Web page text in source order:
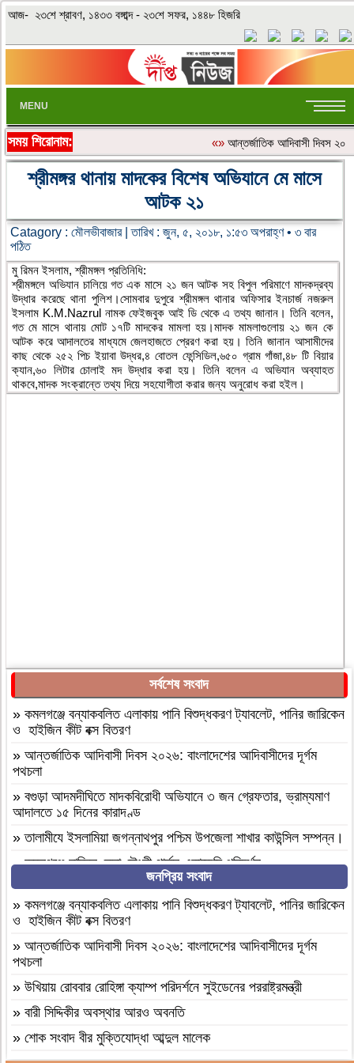
আজ- ২৩শে শ্রাবণ, ১৪৩৩ বঙ্গাব্দ - ২৩শে সফর, ১৪৪৮ হিজরি
MENU
সময় শিরোনাম: «» আন্তর্জাতিক আদিবাসী দিবস
শ্রীমঙ্গর থানায় মাদকের বিশেষ অভিযানে মে মাসে
আটক ২১
Catagory : মৌলভীবাজার| তারিখ : জুন, ৫, ২০১৮, ১:৫৩ অপরাহ্ণ • ৩ বার
পঠিত
মু রিমন ইসলাম, শ্রীমঙ্গল প্রতিনিধি:
শ্রীমঙ্গলে অভিযান চালিয়ে গত এক মাসে ২১ জন আটক সহ বিপুল পরিমাণে মাদকদ্রব্য
উদ্ধার করেছে থানা পুলিশ।সোমবার দুপুরে শ্রীমঙ্গল থানার অফিসার ইনচার্জ নজরুল
ইসলাম K.M.Nazrul নামক ফেইজবুক আই ডি থেকে এ তথ্য জানান। তিনি বলেন,
গত মে মাসে থানায় মোট ১৭টি মাদকের মামলা হয়।মাদক মামলাগুলোয় ২১ জন কে
আটক করে আদালতের মাধ্যমে জেলহাজতে প্রেরণ করা হয়। তিনি জানান আসামীদের
কাছ থেকে ২৫২ পিচ ইয়াবা উদ্ধর,৪ বোতল ফেন্সিডিল,৬৫০ গ্রাম গাঁজা,৪৮ টি বিয়ার
ক্যান,৬০ লিটার চোলাই মদ উদ্ধার করা হয়। তিনি বলেন এ অভিযান অব্যাহত
থাকবে,মাদক সংক্রান্তে তথ্য দিয়ে সহযোগীতা করার জন্য অনুরোধ করা হইল।
সর্বশেষ সংবাদ
» কমলগঞ্জে বন্যাকবলিত এলাকায় পানি বিশুদ্ধকরণ ট্যাবলেট, পানির জারিকেন
ও হাইজিন কীট বক্স বিতরণ
» আন্তর্জাতিক আদিবাসী দিবস ২০২৬: বাংলাদেশের আদিবাসীদের দূর্গম
পথচলা
» বগুড়া আদমদীঘিতে মাদকবিরোধী অভিযানে ৩ জন গ্রেফতার, ভ্রাম্যমাণ
আদালতে ১৫ দিনের কারাদণ্ড
»‎তালামীযে ইসলামিয়া জগন্নাথপুর পশ্চিম উপজেলা শাখার কাউন্সিল সম্পন্ন।
»কমলগঞ্জে হাবিবুন নেছা চৌধুরী গার্লস একাডেমি পরিদর্শন
»আসামীরা জামিনে মুক্ত; মামলা আপোষের প্রস্তাব; বাদীর পরিবারকে হুমকি-
ধামকিকমলগঞ্জে বহুল আলোচিত স্কুল শিক্ষিকা হত্যার অভিযোগপত্র দাখিল
»
কমলগঞ্জে নিরাপদ সড়ক চাই এর পরিচিতি সভা অনুষ্ঠিত
» শোক সংবাদ॥ রসমোহন সিংহ ॥
ফ্যাসিবাদবিরোধী সমন্বিত শক্তির ফল জুলাই আন্দোলন: রেদোয়ান মাজহারি
বগুড়া আদমদীঘিতে হিন্দু গৃহবধূকে শ্লীলতাহানির চেষ্টার অভিযোগে
গ্রেপ্তার-১
» দশ বছ‌রে গ্রামীণ‌ফো‌সের মাইজিপি অ্যাপ
জনপ্রিয় সংবাদ
» কমলগঞ্জে বন্যাকবলিত এলাকায় পানি বিশুদ্ধকরণ ট্যাবলেট, পানির জারিকেন
ও হাইজিন কীট বক্স বিতরণ
» আন্তর্জাতিক আদিবাসী দিবস ২০২৬: বাংলাদেশের আদিবাসীদের দূর্গম
পথচলা
» উখিয়ায় রোববার রোহিঙ্গা ক্যাম্প পরিদর্শনে সুইডেনের পররাষ্ট্রমন্ত্রী
» বারী সিদ্দিকীর অবস্থার আরও অবনতি
» শোক সংবাদ বীর মুক্তিযোদ্ধা আব্দুল মালেক